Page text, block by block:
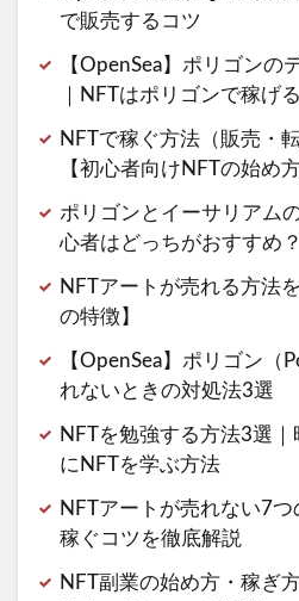
で販売するコツ
【OpenSea】ポリゴンの
｜NFTはポリゴンで稼げ
NFTで稼ぐ方法（販売・
【初心者向けNFTの始め方
ポリゴンとイーサリアム
心者はどっちがおすすめ？
NFTアートが売れる方法
の特徴】
【OpenSea】ポリゴン（
れないときの対処法3選
NFTを勉強する方法3選
にNFTを学ぶ方法
NFTアートが売れない7
稼ぐコツを徹底解説
NFT副業の始め方・稼ぎ